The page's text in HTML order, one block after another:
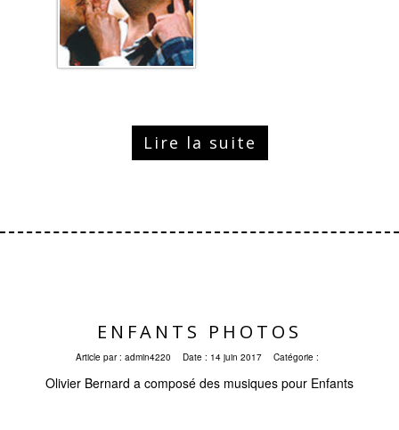
Lire la suite
ENFANTS PHOTOS
Article par : admin4220 Date : 14 juin 2017 Catégorie :
Olivier Bernard a composé des musiques pour Enfants